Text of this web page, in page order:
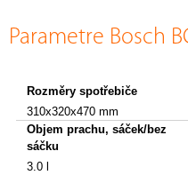
Parametre Bosch
Rozměry spotřebiče
310x320x470 mm
Objem prachu, sáček/bez
sáčku
3.0 l